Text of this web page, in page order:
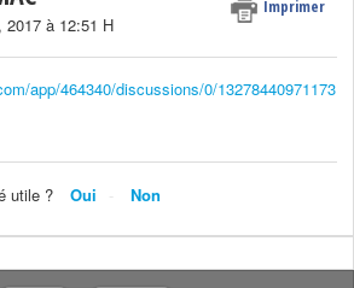
Imprimer
à 12:51 H
app/464340/discussions/0/13278440971173
utile ? Oui Non